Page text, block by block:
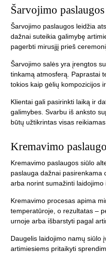
Šarvojimo paslaugos
Šarvojimo paslaugos leidžia
dažnai suteikia galimybę
pagerbti mirusįjį prieš
Šarvojimo salės yra įrengtos
tinkamą atmosferą. Paprastai
tokios kaip gėlių kompozicijos
Klientai gali pasirinkti laiką ir
galimybes. Svarbu iš anksto
būtų užtikrintas visas
Kremavimo
Kremavimo paslaugos siūlo
paslauga dažnai pasirenkama
arba norint sumažinti laidojimo
Kremavimo procesas apima
temperatūroje, o rezultatas –
urnoje arba išbarstyti pagal
Daugelis laidojimo namų siūlo
artimiesiems pritaikyti